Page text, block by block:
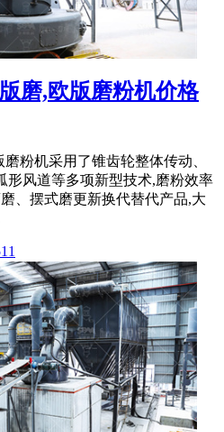
磨,欧版磨粉机价格
粉机采用了锥齿轮整体传动、
形风道等多项新型技术,磨粉效率
、摆式磨更新换代替代产品,大